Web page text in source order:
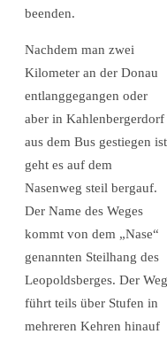
beenden.
Nachdem man zwei
Kilometer an der Donau
entlanggegangen oder
aber in Kahlenbergerdorf
aus dem Bus gestiegen
geht es auf dem
Nasenweg steil bergauf.
Der Name des Weges
kommt von dem „Nase“
genannten Steilhang des
Leopoldsberges. Der Weg
führt teils über Stufen in
mehreren Kehren hinauf